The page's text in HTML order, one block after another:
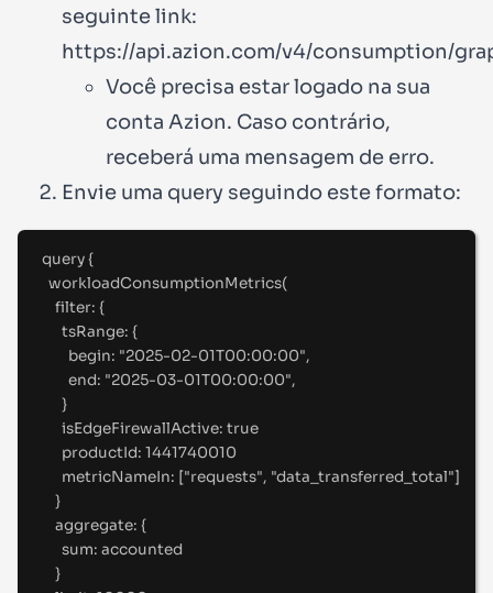
seguinte link:
https://api.azion.com/v4/consumption/
Você precisa estar logado na sua
conta Azion. Caso contrário,
receberá uma mensagem de erro.
Envie uma query seguindo este formato:
query {
workloadConsumptionMetrics(
filter: {
tsRange: {
begin: "2025-02-01T00:00:00",
end: "2025-03-01T00:00:00",
}
isEdgeFirewallActive: true
productId: 1441740010
metricNameIn: ["requests", "data_transferred_total"]
}
aggregate: {
sum: accounted
}